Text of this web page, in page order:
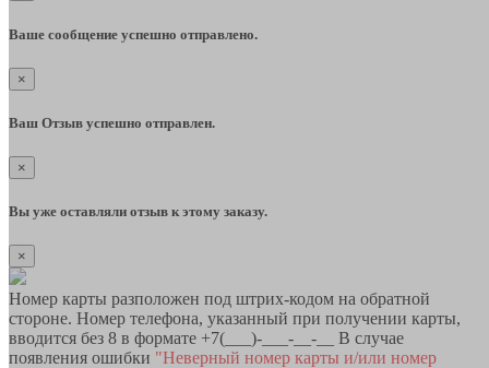
Ваше сообщение успешно отправлено.
×
Ваш Отзыв успешно отправлен.
×
Вы уже оставляли отзыв к этому заказу.
×
Номер карты разположен под штрих-кодом на обратной
стороне. Номер телефона, указанный при получении карты,
вводится без 8 в формате +7(___)-___-__-__ В случае
появления ошибки "Неверный номер карты и/или номер